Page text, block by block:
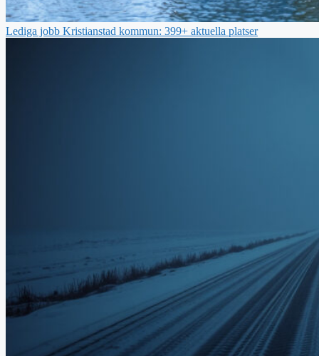
Lediga jobb Kristianstad kommun: 399+ aktuella platser